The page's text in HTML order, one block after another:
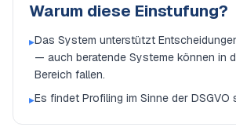
Warum diese Einstufung?
▸Das System unterstützt
— auch beratende Systeme können in
Bereich fallen.
▸Es findet Profiling im Sinne der DSGVO